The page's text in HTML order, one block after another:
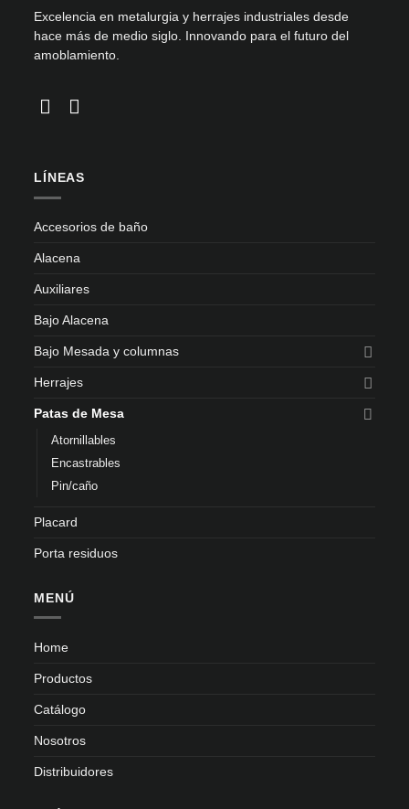
Excelencia en metalurgia y herrajes industriales desde
hace más de medio siglo. Innovando para el futuro del
amoblamiento.
LÍNEAS
Accesorios de baño
Alacena
Auxiliares
Bajo Alacena
Bajo Mesada y columnas
Herrajes
Patas de Mesa
Atornillables
Encastrables
Pin/caño
Placard
Porta residuos
MENÚ
Home
Productos
Catálogo
Nosotros
Distribuidores